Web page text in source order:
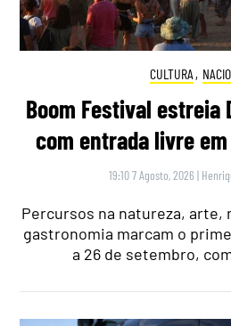
CULTURA ,
Boom Festival estreia
com entrada livre
19:10 7 Agosto, 2026 |
Percursos na natureza, arte,
gastronomia marcam o
a 26 de setembro,